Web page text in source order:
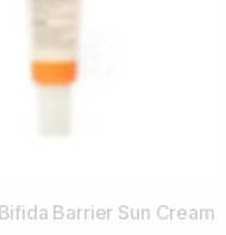
Barrier Sun Cream